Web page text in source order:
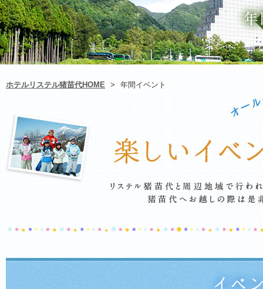
ホテルリステル猪苗代HOME > 年間イベント